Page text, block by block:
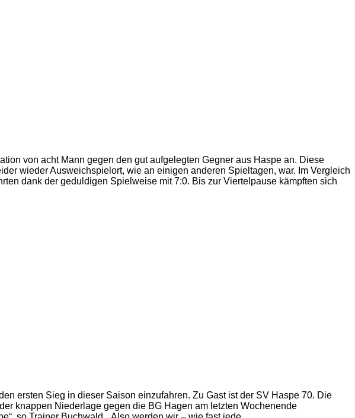
von acht Mann gegen den gut aufgelegten Gegner aus Haspe an. Diese
wieder Ausweichspielort, wie an einigen anderen Spieltagen, war. Im Vergleich
dank der geduldigen Spielweise mit 7:0. Bis zur Viertelpause kämpften sich
ersten Sieg in dieser Saison einzufahren. Zu Gast ist der SV Haspe 70. Die
knappen Niederlage gegen die BG Hagen am letzten Wochenende